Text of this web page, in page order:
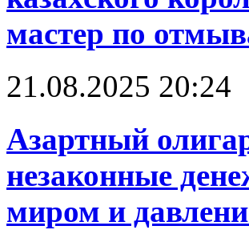
мастер по
21.08.2025 20:24
Азартный
незаконные
миром и